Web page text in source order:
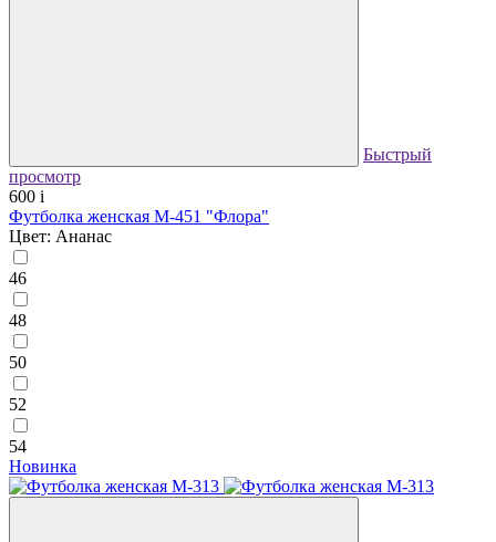
Быстрый
просмотр
600 i
Футболка женская М-451 "Флора"
Цвет: Ананас
46
48
50
52
54
Новинка